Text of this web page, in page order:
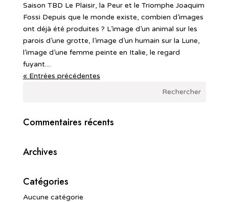
Saison TBD Le Plaisir, la Peur et le Triomphe Joaquim
Fossi Depuis que le monde existe, combien d’images
ont déjà été produites ? L’image d’un animal sur les
parois d’une grotte, l’image d’un humain sur la Lune,
l’image d’une femme peinte en Italie, le regard
fuyant....
« Entrées précédentes
Commentaires récents
Archives
Catégories
Aucune catégorie